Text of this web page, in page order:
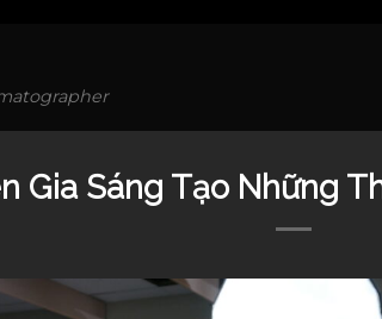
Gia Sáng Tạo Những